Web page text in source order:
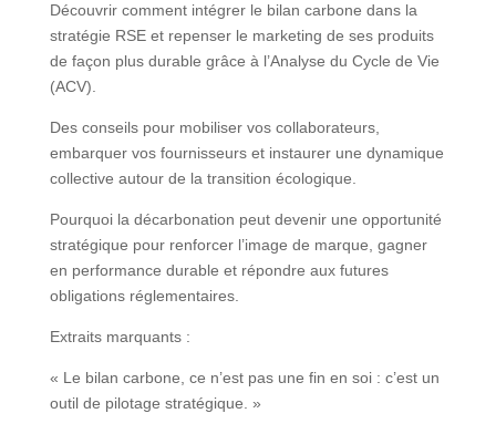
Découvrir comment intégrer le bilan carbone dans la
stratégie RSE et repenser le marketing de ses produits
de façon plus durable grâce à l’Analyse du Cycle de Vie
(ACV).
Des conseils pour mobiliser vos collaborateurs,
embarquer vos fournisseurs et instaurer une dynamique
collective autour de la transition écologique.
Pourquoi la décarbonation peut devenir une opportunité
stratégique pour renforcer l’image de marque, gagner
en performance durable et répondre aux futures
obligations réglementaires.
Extraits marquants :
« Le bilan carbone, ce n’est pas une fin en soi : c’est un
outil de pilotage stratégique. »